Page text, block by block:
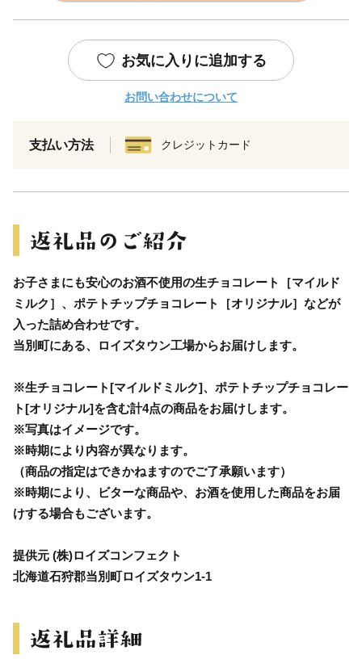
お気に入りに追加する
お問い合わせについて
支払い方法 クレジットカード
お子さまにも安心のお酒不使用の生チョコレート［マイルド
ミルク］、ポテトチップチョコレート［オリジナル］などが
入った詰め合わせです。
当別町にある、ロイズタウン工場からお届けします。
※生チョコレート[マイルドミルク]、ポテトチップチョコレー
ト[オリジナル]を含む計4点の商品をお届けします。
※写真はイメージです。
※時期により内容が異なります。
（商品の指定はできかねますのでご了承願います）
※時期により、ビターな商品や、お酒を使用した商品をお届
けする場合もございます。
提供元 (株)ロイズコンフェクト
北海道石狩郡当別町ロイズタウン1-1